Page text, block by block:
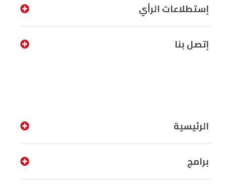
إستطلاعات الرأي
إتصل بنا
الرئيسية
برامج